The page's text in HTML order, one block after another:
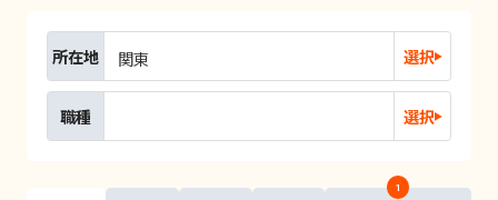
所在地 関東 選択
職種 選択
1